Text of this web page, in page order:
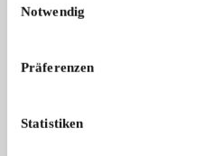
Notwendig
Präferenzen
Statistiken
Branchenbuch
Magazin-